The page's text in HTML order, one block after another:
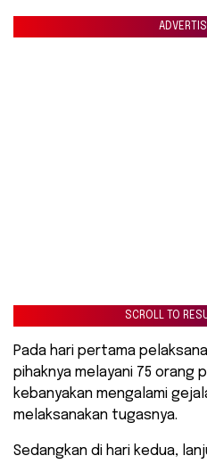
SCROLL TO
Pada hari pertama
pihaknya melayani 75 orang
kebanyakan mengalami
melaksanakan tugasnya.
Sedangkan di hari kedua,